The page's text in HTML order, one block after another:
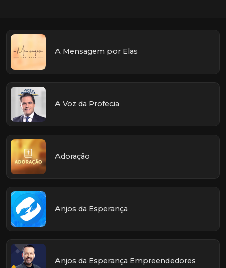
A Mensagem por Elas
A Voz da Profecia
Adoração
Anjos da Esperança
Anjos da Esperança Empreendedores